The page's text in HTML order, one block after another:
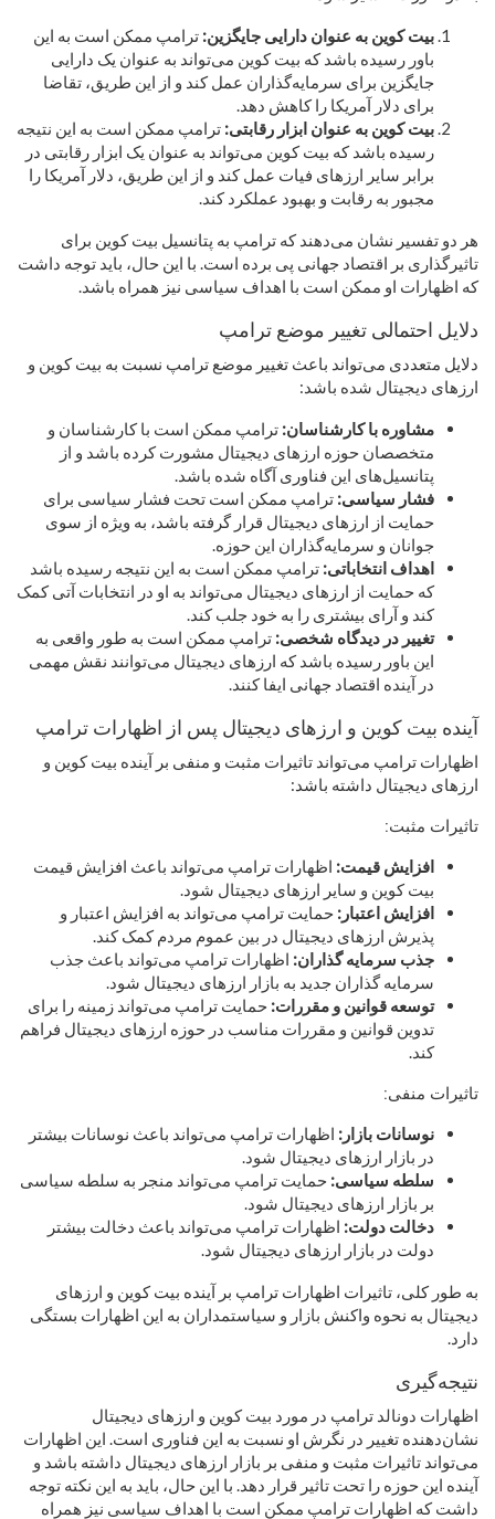
بیت کوین به عنوان دارایی جایگزین: ترامپ ممکن است به این
باور رسیده باشد که بیت کوین می‌تواند به عنوان یک دارایی
جایگزین برای سرمایه‌گذاران عمل کند و از این طریق، تقاضا
برای دلار آمریکا را کاهش دهد.
بیت کوین به عنوان ابزار رقابتی: ترامپ ممکن است به این نتیجه
رسیده باشد که بیت کوین می‌تواند به عنوان یک ابزار رقابتی در
برابر سایر ارزهای فیات عمل کند و از این طریق، دلار آمریکا را
مجبور به رقابت و بهبود عملکرد کند.
هر دو تفسیر نشان می‌دهند که ترامپ به پتانسیل بیت کوین برای
تاثیرگذاری بر اقتصاد جهانی پی برده است. با این حال، باید توجه داشت
که اظهارات او ممکن است با اهداف سیاسی نیز همراه باشد.
دلایل احتمالی تغییر موضع ترامپ
دلایل متعددی می‌تواند باعث تغییر موضع ترامپ نسبت به بیت کوین و
ارزهای دیجیتال شده باشد:
مشاوره با کارشناسان: ترامپ ممکن است با کارشناسان و
متخصصان حوزه ارزهای دیجیتال مشورت کرده باشد و از
پتانسیل‌های این فناوری آگاه شده باشد.
فشار سیاسی: ترامپ ممکن است تحت فشار سیاسی برای
حمایت از ارزهای دیجیتال قرار گرفته باشد، به ویژه از سوی
جوانان و سرمایه‌گذاران این حوزه.
اهداف انتخاباتی: ترامپ ممکن است به این نتیجه رسیده باشد
که حمایت از ارزهای دیجیتال می‌تواند به او در انتخابات آتی کمک
کند و آرای بیشتری را به خود جلب کند.
تغییر در دیدگاه شخصی: ترامپ ممکن است به طور واقعی به
این باور رسیده باشد که ارزهای دیجیتال می‌توانند نقش مهمی
در آینده اقتصاد جهانی ایفا کنند.
آینده بیت کوین و ارزهای دیجیتال پس از اظهارات ترامپ
اظهارات ترامپ می‌تواند تاثیرات مثبت و منفی بر آینده بیت کوین و
ارزهای دیجیتال داشته باشد:
تاثیرات مثبت:
افزایش قیمت: اظهارات ترامپ می‌تواند باعث افزایش قیمت
بیت کوین و سایر ارزهای دیجیتال شود.
افزایش اعتبار: حمایت ترامپ می‌تواند به افزایش اعتبار و
پذیرش ارزهای دیجیتال در بین عموم مردم کمک کند.
جذب سرمایه گذاران: اظهارات ترامپ می‌تواند باعث جذب
سرمایه گذاران جدید به بازار ارزهای دیجیتال شود.
توسعه قوانین و مقررات: حمایت ترامپ می‌تواند زمینه را برای
تدوین قوانین و مقررات مناسب در حوزه ارزهای دیجیتال فراهم
کند.
تاثیرات منفی:
نوسانات بازار: اظهارات ترامپ می‌تواند باعث نوسانات بیشتر
در بازار ارزهای دیجیتال شود.
سلطه سیاسی: حمایت ترامپ می‌تواند منجر به سلطه سیاسی
بر بازار ارزهای دیجیتال شود.
دخالت دولت: اظهارات ترامپ می‌تواند باعث دخالت بیشتر
دولت در بازار ارزهای دیجیتال شود.
به طور کلی، تاثیرات اظهارات ترامپ بر آینده بیت کوین و ارزهای
دیجیتال به نحوه واکنش بازار و سیاستمداران به این اظهارات بستگی
دارد.
نتیجه‌گیری
اظهارات دونالد ترامپ در مورد بیت کوین و ارزهای دیجیتال
نشان‌دهنده تغییر در نگرش او نسبت به این فناوری است. این اظهارات
می‌تواند تاثیرات مثبت و منفی بر بازار ارزهای دیجیتال داشته باشد و
آینده این حوزه را تحت تاثیر قرار دهد. با این حال، باید به این نکته توجه
داشت که اظهارات ترامپ ممکن است با اهداف سیاسی نیز همراه